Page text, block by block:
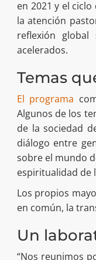
en 2021 y el
la atención
reflexión
acelerados.
Temas
El programa
Algunos de los
de la sociedad
diálogo entre
sobre el mundo
espiritualidad de
Los propios
en común, la
Un
“Nos reunimos